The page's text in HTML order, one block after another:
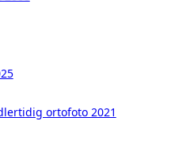
ortofoto 2021